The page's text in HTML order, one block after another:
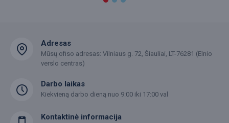
Adresas
Mūsų ofiso adresas: Vilniaus g. 72, Šiauliai, LT-76281 (Elnio
verslo centras)
Darbo laikas
Kiekvieną darbo dieną nuo 9:00 iki 17:00 val
Kontaktinė informacija